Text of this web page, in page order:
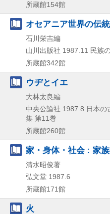
所蔵館154館
オセアニア世界の伝
石川栄吉編
山川出版社 1987.11 民族
所蔵館342館
ウヂとイエ
大林太良編
中央公論社 1987.8 日本の
集 第11巻
所蔵館260館
家・身体・社会 : 家
清水昭俊著
弘文堂 1987.6
所蔵館171館
火